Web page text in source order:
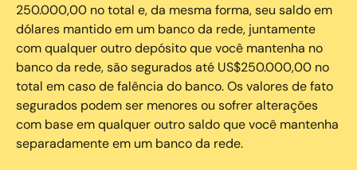
250.000,00 no total e, da mesma forma, seu saldo em
dólares mantido em um banco da rede, juntamente
com qualquer outro depósito que você mantenha no
banco da rede, são segurados até US$250.000,00 no
total em caso de falência do banco. Os valores de fato
segurados podem ser menores ou sofrer alterações
com base em qualquer outro saldo que você mantenha
separadamente em um banco da rede.